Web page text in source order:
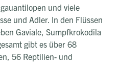
und viele
und Adler. In den Flüssen
Gaviale, Sumpfkrokodila
gibt es über 68
56 Reptilien- und